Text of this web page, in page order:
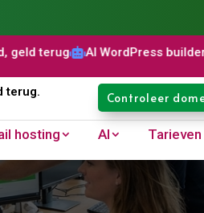
builderGratis SSL
terug. Controleer
hosting AI Tarieven